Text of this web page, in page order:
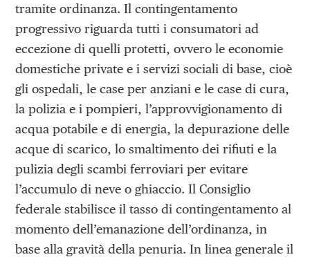
tramite ordinanza. Il contingentamento
progressivo riguarda tutti i consumatori ad
eccezione di quelli protetti, ovvero le economie
domestiche private e i servizi sociali di base, cioè
gli ospedali, le case per anziani e le case di cura,
la polizia e i pompieri, l’approvvigionamento di
acqua potabile e di energia, la depurazione delle
acque di scarico, lo smaltimento dei rifiuti e la
pulizia degli scambi ferroviari per evitare
l’accumulo di neve o ghiaccio. Il Consiglio
federale stabilisce il tasso di contingentamento al
momento dell’emanazione dell’ordinanza, in
base alla gravità della penuria. In linea generale il